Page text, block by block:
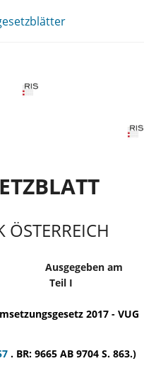
ÖSTERREICH
Ausgegeben am
Teil I
2017 - VUG
. BR: 9665 AB 9704 S. 863.)